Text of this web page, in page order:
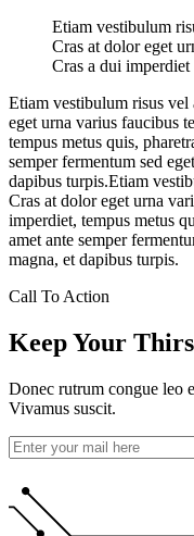
Etiam vestibulum
Cras at dolor eget
Cras a dui imperdiet
Etiam vestibulum risus vel
eget urna varius faucibus
tempus metus quis,
semper fermentum sed
dapibus turpis.Etiam
Cras at dolor eget urna
imperdiet, tempus metus
amet ante semper
magna, et dapibus turpis.
Call To Action
Keep Your
Donec rutrum congue leo
Vivamus suscit.